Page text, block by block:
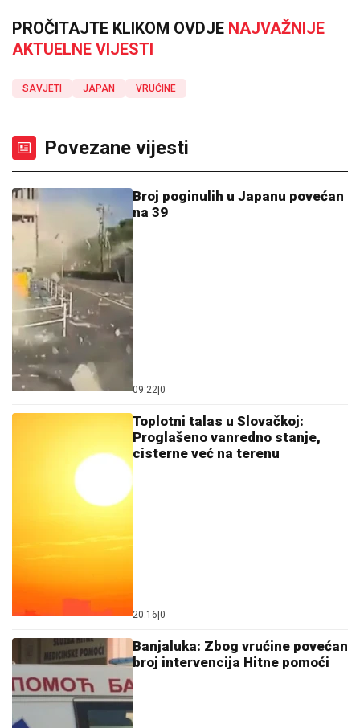
PROČITAJTE KLIKOM OVDJE NAJVAŽNIJE
AKTUELNE VIJESTI
SAVJETI JAPAN VRUĆINE
Povezane vijesti
Broj poginulih u Japanu povećan
na 39
09:22 0
Toplotni talas u Slovačkoj:
Proglašeno vanredno stanje,
cisterne već na terenu
20:16 0
Banjaluka: Zbog vrućine povećan
broj intervencija Hitne pomoći